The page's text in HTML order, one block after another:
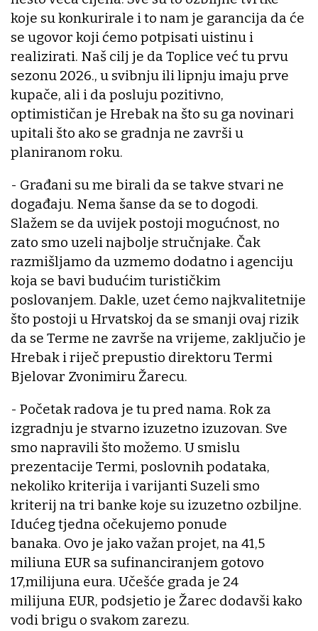
koje su konkurirale i to nam je garancija da će
se ugovor koji ćemo potpisati uistinu i
realizirati. Naš cilj je da Toplice već tu prvu
sezonu 2026., u svibnju ili lipnju imaju prve
kupače, ali i da posluju pozitivno,
optimističan je Hrebak na što su ga novinari
upitali što ako se gradnja ne završi u
planiranom roku.
- Građani su me birali da se takve stvari ne
događaju. Nema šanse da se to dogodi.
Slažem se da uvijek postoji mogućnost, no
zato smo uzeli najbolje stručnjake. Čak
razmišljamo da uzmemo dodatno i agenciju
koja se bavi budućim turističkim
poslovanjem. Dakle, uzet ćemo najkvalitetnije
što postoji u Hrvatskoj da se smanji ovaj rizik
da se Terme ne završe na vrijeme, zaključio je
Hrebak i riječ prepustio direktoru Termi
Bjelovar Zvonimiru Žarecu.
- Početak radova je tu pred nama. Rok za
izgradnju je stvarno izuzetno izuzovan. Sve
smo napravili što možemo. U smislu
prezentacije Termi, poslovnih podataka,
nekoliko kriterija i varijanti Suzeli smo
kriterij na tri banke koje su izuzetno ozbiljne.
Idućeg tjedna očekujemo ponude
banaka. Ovo je jako važan projet, na 41,5
miliuna EUR sa sufinanciranjem gotovo
17,milijuna eura. Učešće grada je 24
milijuna EUR, podsjetio je Žarec dodavši kako
vodi brigu o svakom zarezu.